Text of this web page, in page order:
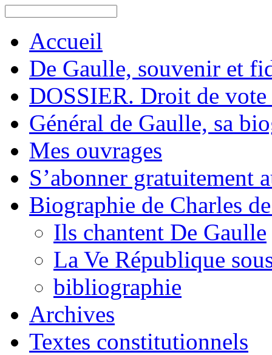
Accueil
De Gaulle, souvenir et
DOSSIER. Droit de vote
Général de Gaulle, sa
Mes ouvrages
S’abonner gratuitement
Biographie de Charles
Ils chantent De Gaulle
La Ve République
bibliographie
Archives
Textes constitutionnels